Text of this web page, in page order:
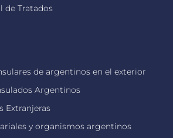
de Tratados
de argentinos en el exterior
Argentinos
Extranjeras
y organismos argentinos